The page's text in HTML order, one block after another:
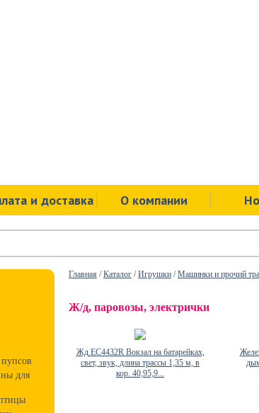
и доставка О компании
для
Главная /Каталог /Игрушки /Машинки и прочий
Ж/д, паровозы, электрички
Жд EC4432R Вокзал на батарейках,
свет, звук, длина трассы 1,35 м, в
кор. 40,95,9...